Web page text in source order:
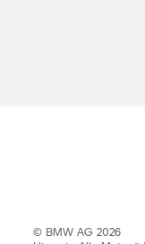
© BMW AG 2026